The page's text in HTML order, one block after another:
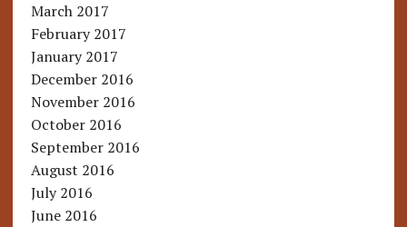
March 2017
February 2017
January 2017
December 2016
November 2016
October 2016
September 2016
August 2016
July 2016
June 2016